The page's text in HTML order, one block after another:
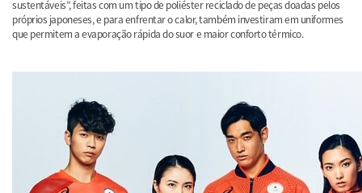
sustentáveis”, feitas com um tipo de poliéster reciclado de peças doadas pelos
próprios japoneses, e para enfrentar o calor, também investiram em uniformes
que permitem a evaporação rápida do suor e maior conforto térmico.